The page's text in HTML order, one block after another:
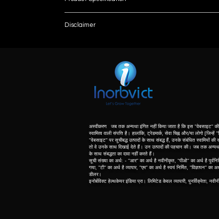
Brand
Sample Capacity/Format
Volume Thermal Block Sample
No of Channels
Lid Temperature
Communication Interface
Scan Modes
Disclaimer
herein associated with the products listed on
purpose of identification of those products. we
meaning of list number: - “r” means
dealer of original equipment manufacturer.
अस्वीकरण जब तक अन्यथा इंगित नहीं किया जाता है कि इस "वेबसाइट" की
स्वामित्व वाली संपत्ति है। हालांकि, ट्रेडमार्क, सेवा चिह्न और/या लोगो [जिन्हें
"वेबसाइट" पर सूचीबद्ध उत्पादों के साथ संबद्ध हैं, उनके संबंधित स्वामियों
तो वे उनके साथ दिखाई देते हैं। उन उत्पादों की पहचान की। जब तक अन्यथा
के साथ संबद्धता का दावा नहीं करते हैं।
सूची संख्या का अर्थ: - "आर" का अर्थ है नवीनीकृत, "पीओ" का अर्थ है
गया, "टी" का अर्थ है व्यापार, "एम" का अर्थ है स्वयं निर्मित, "विज्ञापन"
डीलर।
इनोर्बविक्ट हेल्थकेयर इंडिया प्रा। लिमिटेड केवल व्यापारी, पुनर्विक्रेता,